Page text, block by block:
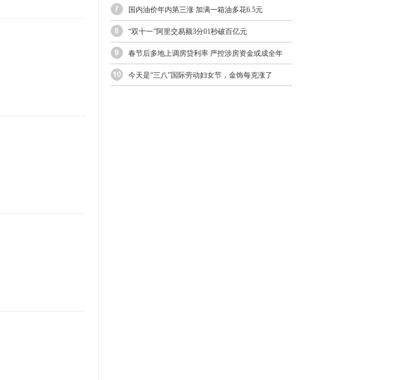
国内油价年内第三涨 加满一箱油多花6.5元
“双十一”阿里交易额3分01秒破百亿元
春节后多地上调房贷利率 严控涉房资金或成全年
今天是“三八”国际劳动妇女节，金饰每克涨了